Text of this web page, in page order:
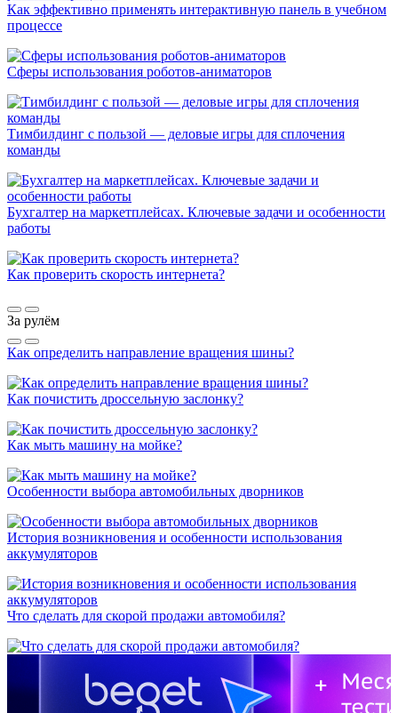
Как эффективно применять интерактивную панель в учебном
процессе
Сферы использования роботов-аниматоров
Тимбилдинг с пользой — деловые игры для сплочения
команды
Бухгалтер на маркетплейсах. Ключевые задачи и особенности
работы
Как проверить скорость интернета?
За рулём
Как определить направление вращения шины?
Как почистить дроссельную заслонку?
Как мыть машину на мойке?
Особенности выбора автомобильных дворников
История возникновения и особенности использования
аккумуляторов
Что сделать для скорой продажи автомобиля?